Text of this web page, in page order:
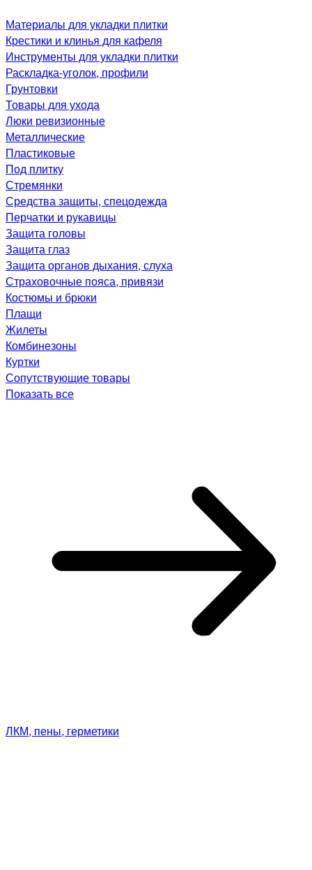
Материалы для укладки плитки
Крестики и клинья для кафеля
Инструменты для укладки плитки
Раскладка-уголок, профили
Грунтовки
Товары для ухода
Люки ревизионные
Металлические
Пластиковые
Под плитку
Стремянки
Средства защиты, спецодежда
Перчатки и рукавицы
Защита головы
Защита глаз
Защита органов дыхания, слуха
Страховочные пояса, привязи
Костюмы и брюки
Плащи
Жилеты
Комбинезоны
Куртки
Сопутствующие товары
Показать все
ЛКМ, пены, герметики